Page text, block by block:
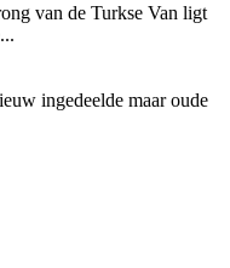
van de Turkse Van ligt
ingedeelde maar oude